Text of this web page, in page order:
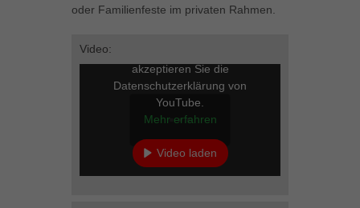
oder Familienfeste im privaten Rahmen.
Video:
akzeptieren Sie die
Datenschutzerklärung von
YouTube.
Mehr erfahren
Video laden
Zurück
Essenziell (1)
Essenzielle Cookies ermöglichen grundlegende Funktionen und sind für
die einwandfreie Funktion der Website erforderlich.
Cookie-Informationen anzeigen
Marketing-Cookies werden von Drittanbietern oder Publishern verwendet,
um personalisierte Werbung anzuzeigen. Sie tun dies, indem sie